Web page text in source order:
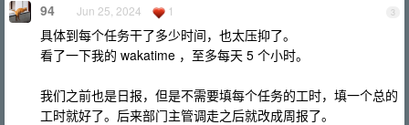
3
94 Jun 25, 2024 1
具体到每个任务干了多少时间，也太压抑了。
看了一下我的 wakatime ，至多每天 5 个小时。
我们之前也是日报，但是不需要填每个任务的工时，填一个总的
工时就好了。后来部门主管调走之后就改成周报了。